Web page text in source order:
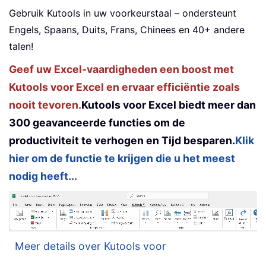
Gebruik Kutools in uw voorkeurstaal – ondersteunt
Engels, Spaans, Duits, Frans, Chinees en 40+ andere
talen!
Geef uw Excel-vaardigheden een boost met
Kutools voor Excel en ervaar efficiëntie zoals
nooit tevoren.Kutools voor Excel biedt meer dan
300 geavanceerde functies om de
productiviteit te verhogen en Tijd besparen.Klik
hier om de functie te krijgen die u het meest
nodig heeft...
Meer details over Kutools voor